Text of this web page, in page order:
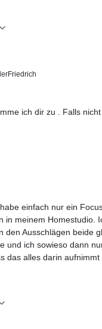
ich dir zu . Falls
einfach nur ein
in meinem
Ausschlägen beide
und ich sowieso dann
das alles darin